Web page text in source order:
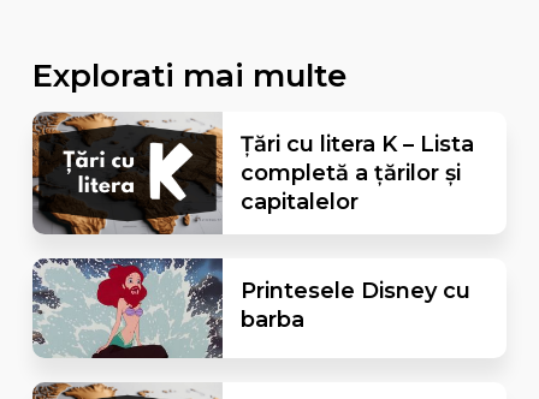
Explorati mai multe
Țări cu litera K – Lista
completă a țărilor și
capitalelor
Printesele Disney cu
barba